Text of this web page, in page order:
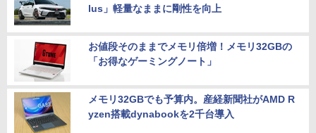
lus」軽量なままに剛性を向上
お値段そのままでメモリ倍増！メモリ32GBの
「お得なゲーミングノート」
メモリ32GBでも予算内。産経新聞社がAMD R
yzen搭載dynabookを2千台導入